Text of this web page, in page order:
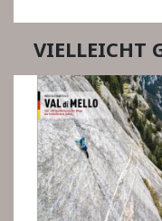
VIELLEICHT